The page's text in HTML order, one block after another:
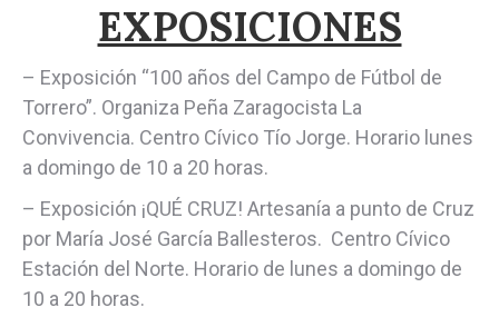
EXPOSICIONES
– Exposición “100 años del Campo de Fútbol de
Torrero”. Organiza Peña Zaragocista La
Convivencia. Centro Cívico Tío Jorge. Horario lunes
a domingo de 10 a 20 horas.
– Exposición ¡QUÉ CRUZ! Artesanía a punto de Cruz
por María José García Ballesteros. Centro Cívico
Estación del Norte. Horario de lunes a domingo de
10 a 20 horas.